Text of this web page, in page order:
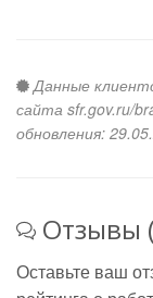
Данные
сайта sfr.gov.ru/
обновления:
Отзывы
Оставьте ваш